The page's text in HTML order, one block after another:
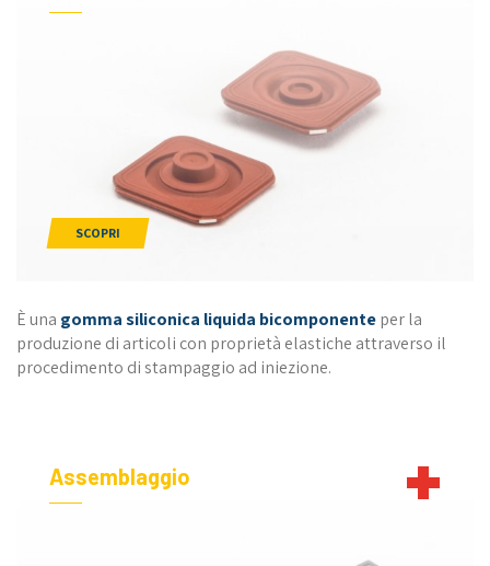
SCOPRI
È una gomma siliconica liquida bicomponenteper la
produzione di articoli con proprietà elastiche attraverso il
procedimento di stampaggio ad iniezione.
Assemblaggio